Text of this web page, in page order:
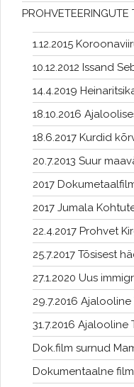
PROHVETEERINGUTE
1.12.2015
10.12.2012 Issand
14.4.2019
18.10.2016
18.6.2017 Kurdid
20.7.2013 Suur
2017
2017 Jumala
22.4.2017 Prohvet
25.7.2017 Tõsisest
27.1.2020 Uus
29.7.2016
31.7.2016
Dok.film surnud
Dokumentaalne